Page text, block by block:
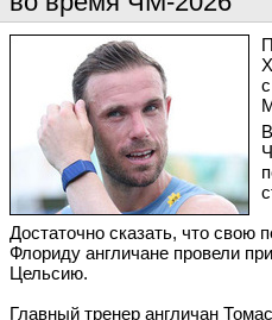
Достаточно сказать, что свою
Флориду англичане провели
Цельсию.
Главный тренер англичан